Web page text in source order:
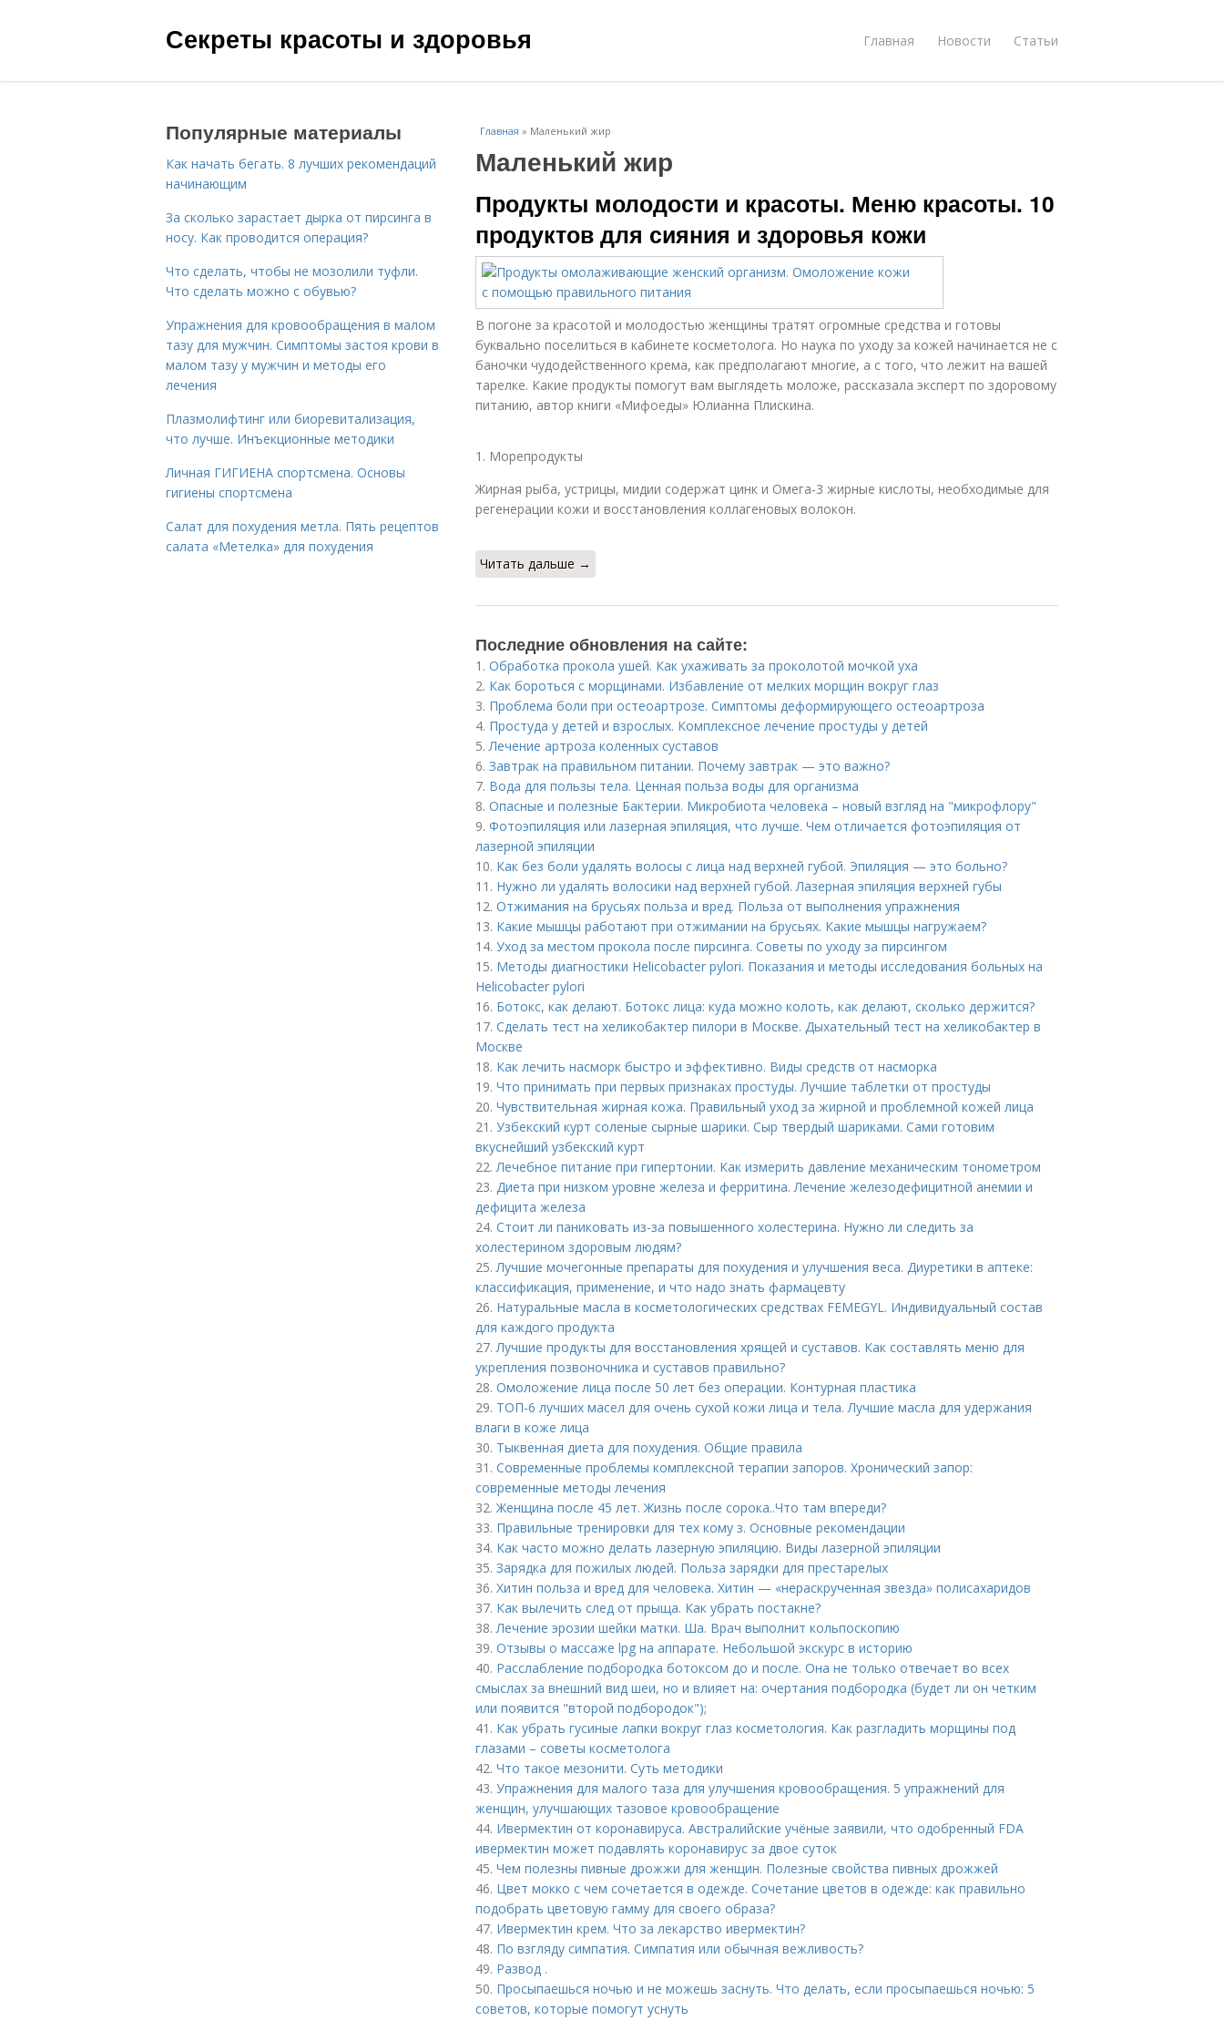
Секреты красоты и здоровья Главная Новости Статьи
Главная » Маленький жир
Маленький жир
Продукты молодости и красоты. Меню красоты. 10
продуктов для сияния и здоровья кожи
В погоне за красотой и молодостью женщины тратят огромные средства и готовы
буквально поселиться в кабинете косметолога. Но наука по уходу за кожей начинается не с
баночки чудодейственного крема, как предполагают многие, а с того, что лежит на вашей
тарелке. Какие продукты помогут вам выглядеть моложе, рассказала эксперт по здоровому
питанию, автор книги «Мифоеды» Юлианна Плискина.
1. Морепродукты
Жирная рыба, устрицы, мидии содержат цинк и Омега-3 жирные кислоты, необходимые для
регенерации кожи и восстановления коллагеновых волокон.
Читать дальше →
Последние обновления на сайте:
1. Обработка прокола ушей. Как ухаживать за проколотой мочкой уха
2. Как бороться с морщинами. Избавление от мелких морщин вокруг глаз
3. Проблема боли при остеоартрозе. Симптомы деформирующего остеоартроза
4. Простуда у детей и взрослых. Комплексное лечение простуды у детей
5.Лечение артроза коленных суставов
6. Завтрак на правильном питании. Почему завтрак — это важно?
7. Вода для пользы тела. Ценная польза воды для организма
8. Опасные и полезные Бактерии. Микробиота человека – новый взгляд на "микрофлору"
9. Фотоэпиляция или лазерная эпиляция, что лучше. Чем отличается фотоэпиляция от
лазерной эпиляции
10. Как без боли удалять волосы с лица над верхней губой. Эпиляция — это больно?
11. Нужно ли удалять волосики над верхней губой. Лазерная эпиляция верхней губы
12. Отжимания на брусьях польза и вред. Польза от выполнения упражнения
13. Какие мышцы работают при отжимании на брусьях. Какие мышцы нагружаем?
14. Уход за местом прокола после пирсинга. Советы по уходу за пирсингом
15. Методы диагностики Helicobacter pylori. Показания и методы исследования больных на
Helicobacter pylori
16. Ботокс, как делают. Ботокс лица: куда можно колоть, как делают, сколько держится?
17. Сделать тест на хеликобактер пилори в Москве. Дыхательный тест на хеликобактер в
Москве
18. Как лечить насморк быстро и эффективно. Виды средств от насморка
19. Что принимать при первых признаках простуды. Лучшие таблетки от простуды
20. Чувствительная жирная кожа. Правильный уход за жирной и проблемной кожей лица
21. Узбекский курт соленые сырные шарики. Сыр твердый шариками. Сами готовим
вкуснейший узбекский курт
22.Лечебное питание при гипертонии. Как измерить давление механическим тонометром
23. Диета при низком уровне железа и ферритина. Лечение железодефицитной анемии и
дефицита железа
24. Стоит ли паниковать из-за повышенного холестерина. Нужно ли следить за
холестерином здоровым людям?
25.Лучшие мочегонные препараты для похудения и улучшения веса. Диуретики в аптеке:
классификация, применение, и что надо знать фармацевту
26. Натуральные масла в косметологических средствах FEMEGYL. Индивидуальный состав
для каждого продукта
27.Лучшие продукты для восстановления хрящей и суставов. Как составлять меню для
укрепления позвоночника и суставов правильно?
28. Омоложение лица после 50 лет без операции. Контурная пластика
29. ТОП-6 лучших масел для очень сухой кожи лица и тела. Лучшие масла для удержания
влаги в коже лица
30. Тыквенная диета для похудения. Общие правила
31. Современные проблемы комплексной терапии запоров. Хронический запор:
современные методы лечения
32.Женщина после 45 лет. Жизнь после сорока..Что там впереди?
33. Правильные тренировки для тех кому з. Основные рекомендации
34. Как часто можно делать лазерную эпиляцию. Виды лазерной эпиляции
35. Зарядка для пожилых людей. Польза зарядки для престарелых
36. Хитин польза и вред для человека. Хитин — «нераскрученная звезда» полисахаридов
37. Как вылечить след от прыща. Как убрать постакне?
38.Лечение эрозии шейки матки. Ша. Врач выполнит кольпоскопию
39. Отзывы о массаже lpg на аппарате. Небольшой экскурс в историю
40. Расслабление подбородка ботоксом до и после. Она не только отвечает во всех
смыслах за внешний вид шеи, но и влияет на: очертания подбородка (будет ли он четким
или появится "второй подбородок");
41. Как убрать гусиные лапки вокруг глаз косметология. Как разгладить морщины под
глазами – советы косметолога
42. Что такое мезонити. Суть методики
43. Упражнения для малого таза для улучшения кровообращения. 5 упражнений для
женщин, улучшающих тазовое кровообращение
44. Ивермектин от коронавируса. Австралийские учёные заявили, что одобренный FDA
ивермектин может подавлять коронавирус за двое суток
45. Чем полезны пивные дрожжи для женщин. Полезные свойства пивных дрожжей
46. Цвет мокко с чем сочетается в одежде. Сочетание цветов в одежде: как правильно
подобрать цветовую гамму для своего образа?
47. Ивермектин крем. Что за лекарство ивермектин?
48. По взгляду симпатия. Симпатия или обычная вежливость?
49. Развод .
50. Просыпаешься ночью и не можешь заснуть. Что делать, если просыпаешься ночью: 5
советов, которые помогут уснуть
Популярные материалы
Как начать бегать. 8 лучших рекомендаций
начинающим
За сколько зарастает дырка от пирсинга в
носу. Как проводится операция?
Что сделать, чтобы не мозолили туфли.
Что сделать можно с обувью?
Упражнения для кровообращения в малом
тазу для мужчин. Симптомы застоя крови в
малом тазу у мужчин и методы его
лечения
Плазмолифтинг или биоревитализация,
что лучше. Инъекционные методики
Личная ГИГИЕНА спортсмена. Основы
гигиены спортсмена
Салат для похудения метла. Пять рецептов
салата «Метелка» для похудения